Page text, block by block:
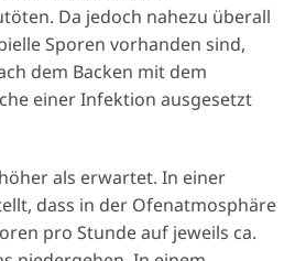
Da jedoch nahezu überall
Sporen vorhanden sind,
dem Backen mit dem
einer Infektion ausgesetzt
als erwartet. In einer
dass in der Ofenatmosphäre
pro Stunde auf jeweils ca.